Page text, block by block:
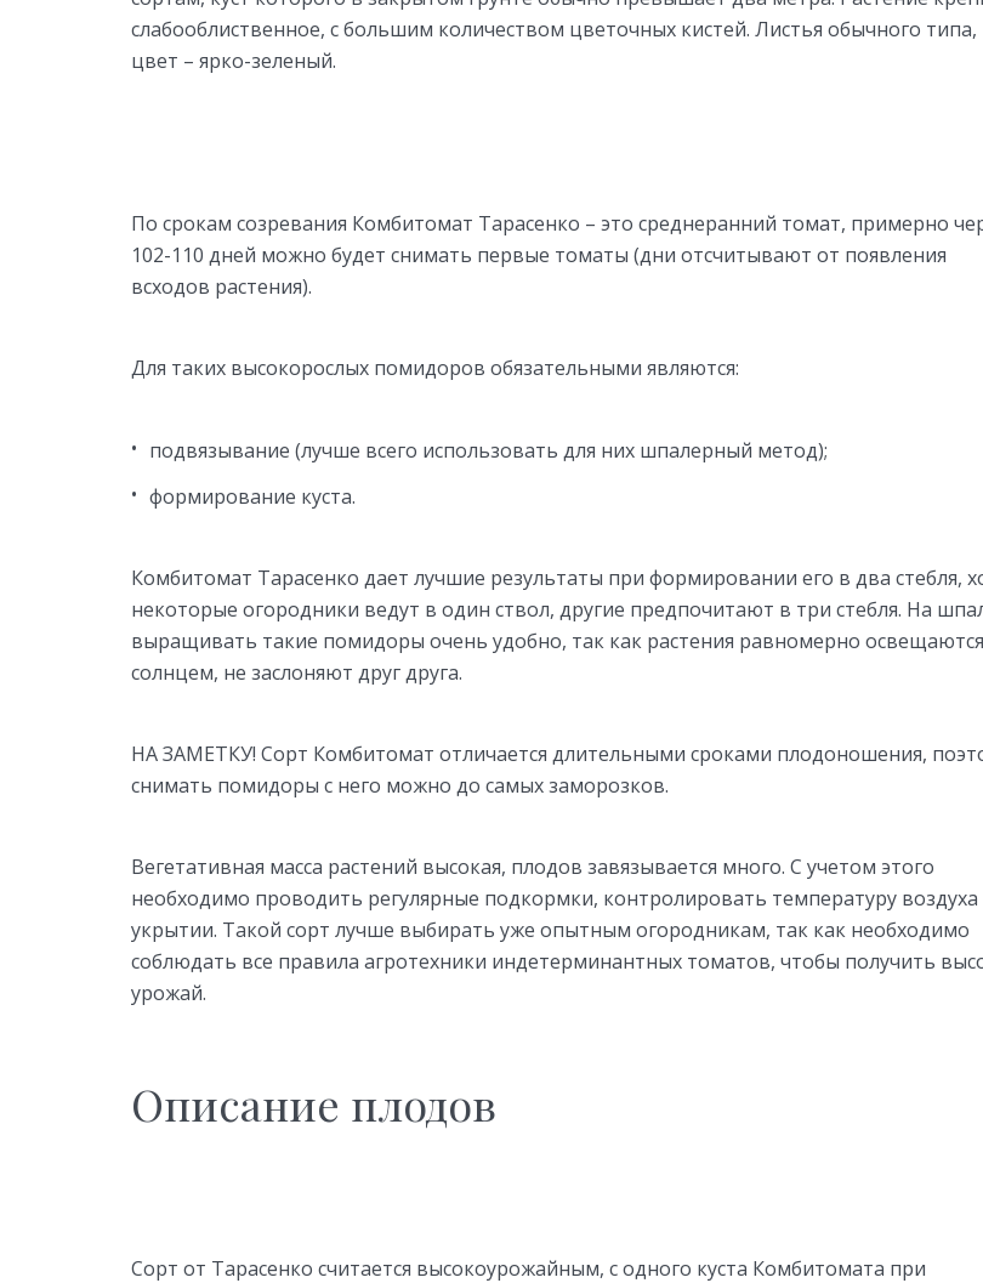
слабооблиственное, с большим количеством цветочных кистей. Листья обычного типа,
цвет – ярко-зеленый.
По срокам созревания Комбитомат Тарасенко – это среднеранний томат, примерно
102-110 дней можно будет снимать первые томаты (дни отсчитывают от появления
всходов растения).
Для таких высокорослых помидоров обязательными являются:
подвязывание (лучше всего использовать для них шпалерный метод);
формирование куста.
Комбитомат Тарасенко дает лучшие результаты при формировании его в два стебля,
некоторые огородники ведут в один ствол, другие предпочитают в три стебля. На
выращивать такие помидоры очень удобно, так как растения равномерно освещаются
солнцем, не заслоняют друг друга.
НА ЗАМЕТКУ! Сорт Комбитомат отличается длительными сроками плодоношения,
снимать помидоры с него можно до самых заморозков.
Вегетативная масса растений высокая, плодов завязывается много. С учетом этого
необходимо проводить регулярные подкормки, контролировать температуру воздуха
укрытии. Такой сорт лучше выбирать уже опытным огородникам, так как необходимо
соблюдать все правила агротехники индетерминантных томатов, чтобы получить
урожай.
Описание плодов
Сорт от Тарасенко считается высокоурожайным, с одного куста Комбитомата при